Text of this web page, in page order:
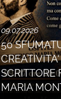
09.07.2026
50
SCRITTORE
MARIA